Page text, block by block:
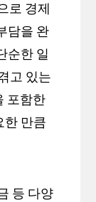
로 경제
담을 완
순한 일
고 있는
포함한
한 만큼
등 다양